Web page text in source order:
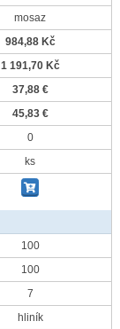
mosaz
984,88 Kč
1 191,70 Kč
37,88 €
45,83 €
0
ks
100
100
7
hliník